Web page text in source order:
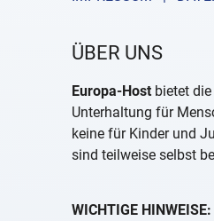
ÜBER UNS
Europa-Hostbietet die
Unterhaltung für
keine für Kinder und
sind teilweise selbst
WICHTIGE HINWEISE: